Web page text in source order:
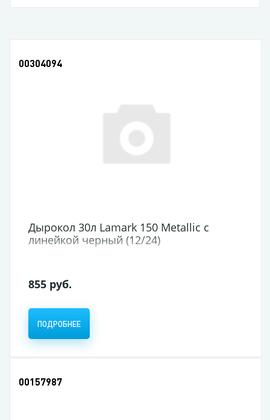
00304094
Дырокол 30л Lamark 150 Metallic с
линейкой черный (12/24)
855 руб.
ПОДРОБНЕЕ
00157987